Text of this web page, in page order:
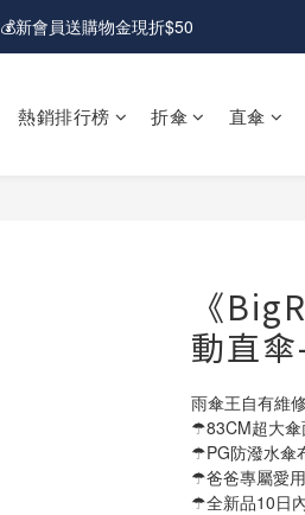
💰新會員送購物金現折$50
💰新會員送購物金現折$50
熱銷排行榜 折傘 直傘
《
動直
雨傘王自有維
☂83CM超大傘
☂PG防潑水傘
☂爸爸專屬愛
☂全新品10日